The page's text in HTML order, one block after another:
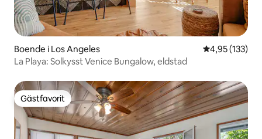
Boende i Los Angeles 4,95 av 5 i
4,95 (133)
La Playa: Solkysst Venice Bungalow, eldstad
Gästfavorit
Gästfavorit